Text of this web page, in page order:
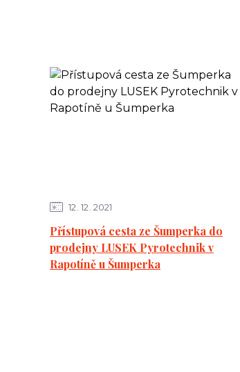
12 12 2021
Přístupová cesta ze Šumperka do
prodejny LUSEK Pyrotechnik v
Rapotíně u Šumperka